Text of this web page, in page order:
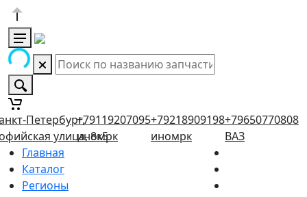
Петербург,
улица, 8к5
+79119207095
иномрк
+79218909198
иномрк
+79650770808
ВАЗ
Главная
Каталог
Регионы